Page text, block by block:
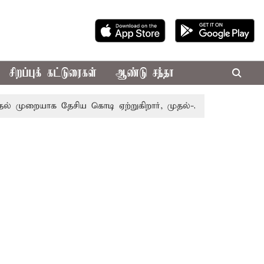
சிறப்புக் கட்டுரைகள் ஆண்டு சந்தா
தேசிய கொடி ஏற்றுகிறார், முதல்-அமைச்சர் விஜய்!